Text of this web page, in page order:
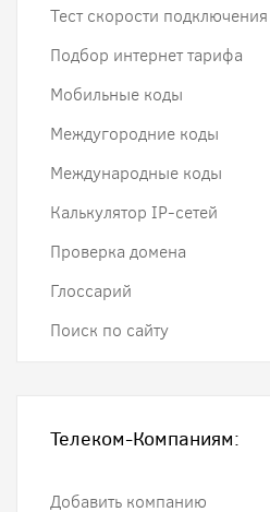
Тест скорости подключения
Подбор интернет тарифа
Мобильные коды
Междугородние коды
Международные коды
Калькулятор IP-сетей
Проверка домена
Глоссарий
Поиск по сайту
Телеком-Компаниям:
Добавить компанию